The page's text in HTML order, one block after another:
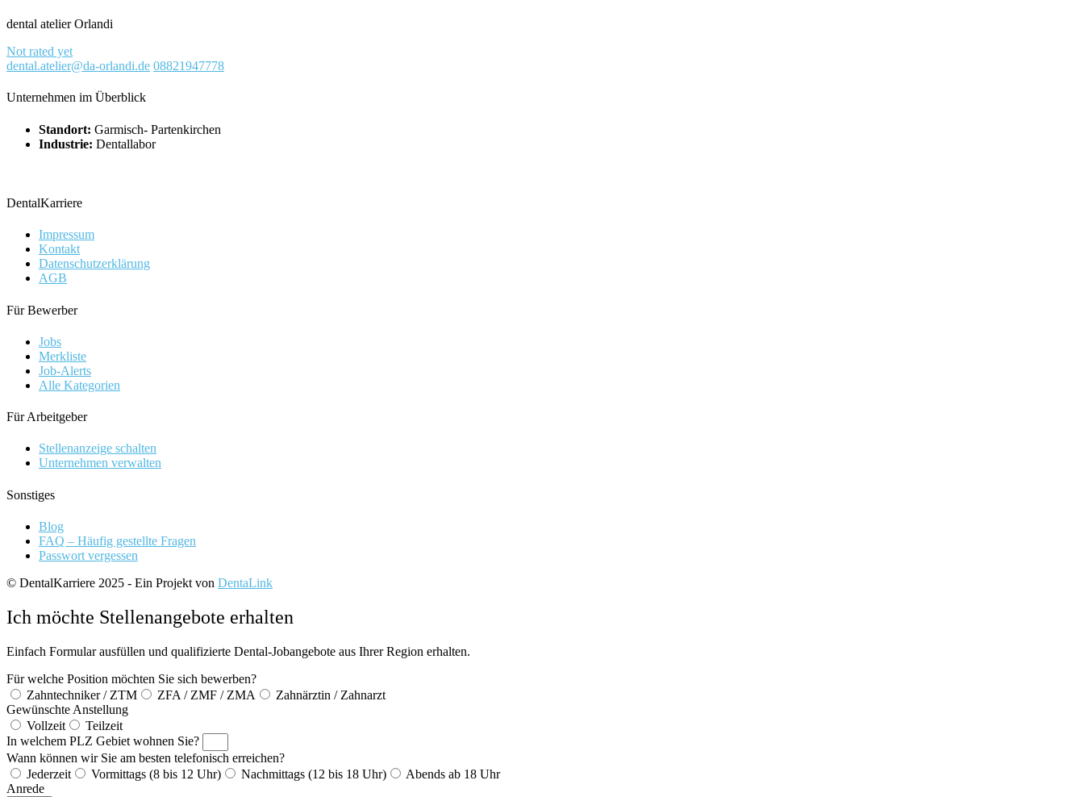
dental atelier Orlandi
Not rated yet
dental.atelier@da-orlandi.de 08821947778
Unternehmen im Überblick
Standort: Garmisch- Partenkirchen
Industrie: Dentallabor
DentalKarriere
Impressum
Kontakt
Datenschutzerklärung
AGB
Für Bewerber
Jobs
Merkliste
Job-Alerts
Alle Kategorien
Für Arbeitgeber
Stellenanzeige schalten
Unternehmen verwalten
Sonstiges
Blog
FAQ – Häufig gestellte Fragen
Passwort vergessen
© DentalKarriere 2025 - Ein Projekt von DentaLink
Ich möchte Stellenangebote erhalten
Einfach Formular ausfüllen und qualifizierte Dental-Jobangebote aus Ihrer Region erhalten.
Für welche Position möchten Sie sich bewerben?
Zahntechniker / ZTM
ZFA / ZMF / ZMA
Zahnärztin / Zahnarzt
Gewünschte Anstellung
Vollzeit
Teilzeit
In welchem PLZ Gebiet wohnen Sie?
Wann können wir Sie am besten telefonisch erreichen?
Jederzeit
Vormittags (8 bis 12 Uhr) Nachmittags (12 bis 18 Uhr)
Abends ab 18 Uhr
Anrede